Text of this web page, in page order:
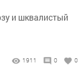
и шквалистый
1911 0 0